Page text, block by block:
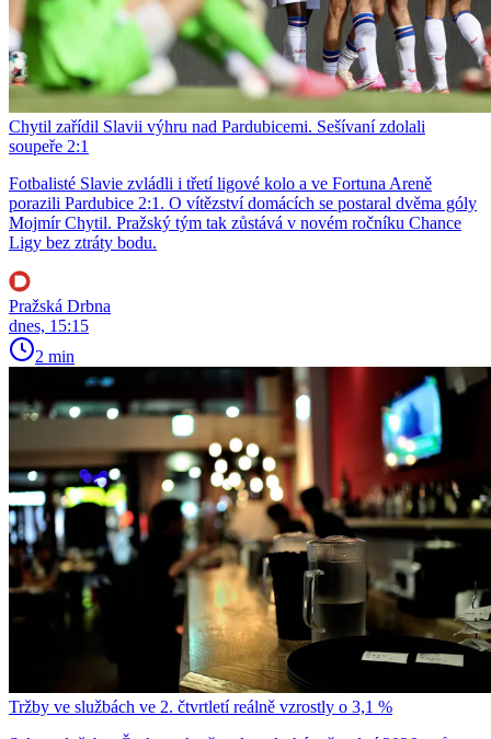
Chytil zařídil Slavii výhru nad Pardubicemi. Sešívaní zdolali
soupeře 2:1
Fotbalisté Slavie zvládli i třetí ligové kolo a ve Fortuna Areně
porazili Pardubice 2:1. O vítězství domácích se postaral dvěma góly
Mojmír Chytil. Pražský tým tak zůstává v novém ročníku Chance
Ligy bez ztráty bodu.
Pražská Drbna
dnes, 15:15
2 min
Tržby ve službách ve 2. čtvrtletí reálně vzrostly o 3,1 %